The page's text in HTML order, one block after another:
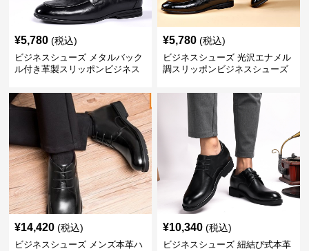
¥5,780 (税込)
ビジネスシューズ メタルバック
ル付き革製スリッポンビジネス
¥5,780 (税込)
ビジネスシューズ 光沢エナメル
調スリッポンビジネスシューズ
¥14,420 (税込)
ビジネスシューズ メンズ本革ハ
¥10,340 (税込)
ビジネスシューズ 紐結び式本革